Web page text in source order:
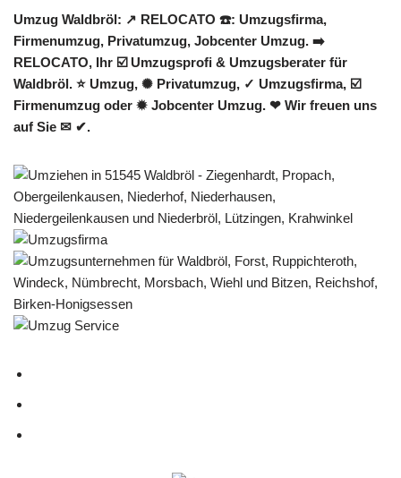
Umzug Waldbröl: ↗️ RELOCATO ☎️: Umzugsfirma,
Firmenumzug, Privatumzug, Jobcenter Umzug. ➡️
RELOCATO, Ihr ☑️ Umzugsprofi & Umzugsberater für
Waldbröl. ⭐ Umzug, ✺ Privatumzug, ✓ Umzugsfirma, ☑️
Firmenumzug oder ✹ Jobcenter Umzug. ❤ Wir freuen uns
auf Sie ✉ ✔.